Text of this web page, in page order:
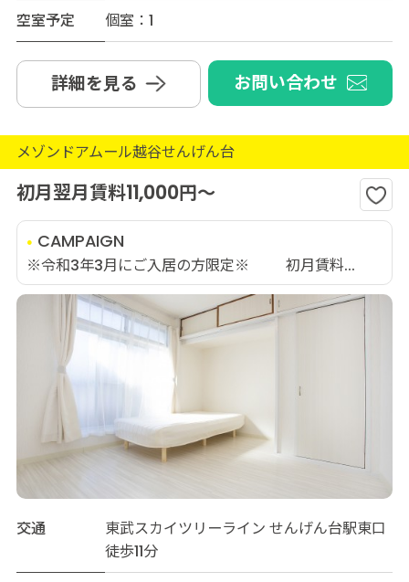
空室予定
個室：1
詳細を見る お問い合わせ
メゾンドアムール越谷せんげん台
初月翌月賃料11,000円～
CAMPAIGN
※令和3年3月にご入居の方限定※ 初月賃料...
交通
東武スカイツリーライン せんげん台駅東口
徒歩11分